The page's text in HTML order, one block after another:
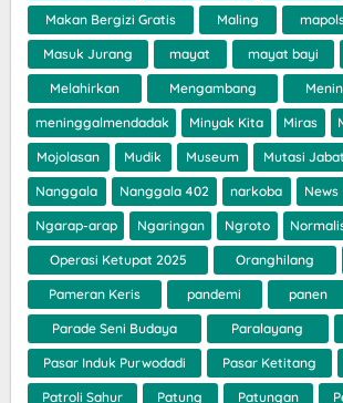
Makan Bergizi Gratis Maling
Masuk Jurang mayat mayat bayi
Melahirkan Mengambang
meninggalmendadak Minyak Kita Miras
Mojolasan Mudik Museum Mutasi
Nanggala Nanggala 402 narkoba News
Ngarap-arap Ngaringan Ngroto
Operasi Ketupat 2025 Oranghilang
Pameran Keris pandemi panen
Parade Seni Budaya Paralayang
Pasar Induk Purwodadi Pasar Ketitang
Patroli Sahur Patung Patungan